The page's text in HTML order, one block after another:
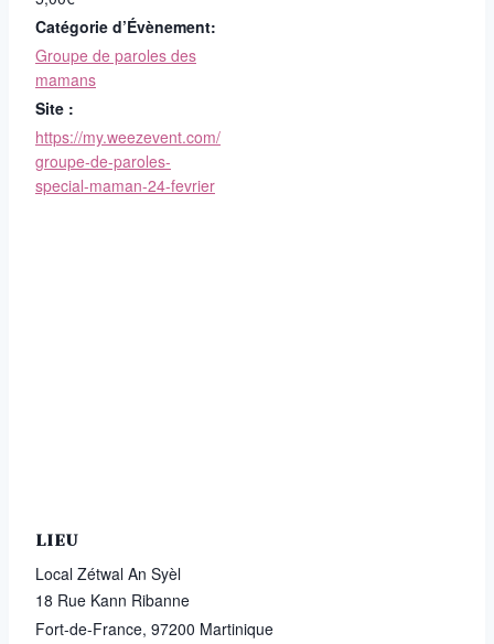
Catégorie d’Évènement:
Groupe de paroles des
mamans
Site :
https://my.weezevent.com/
groupe-de-paroles-
special-maman-24-fevrier
LIEU
Local Zétwal An Syèl
18 Rue Kann Ribanne
Fort-de-France, 97200 Martinique